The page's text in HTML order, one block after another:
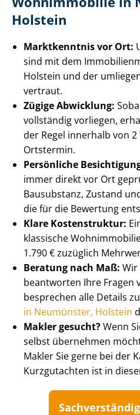
Holstein
Marktkenntnis vor Ort:
sind mit dem
Holstein und der
vertraut.
Zügige Abwicklung:
vollständig vorliegen,
der Regel innerhalb von
Ortstermin.
Persönliche
immer direkt vor Ort
Bausubstanz, Zustand
die für die Bewertung
Klare Kostenstruktur:
klassische
1.790 € zuzüglich
Beratung nach Maß: Wir
beantworten Ihre Fragen
besprechen alle Details
in Neumünster, Holstein
Makler gesucht?Wenn
selbst übernehmen
Makler Sie gerne bei der
Kurzgutachten ist in